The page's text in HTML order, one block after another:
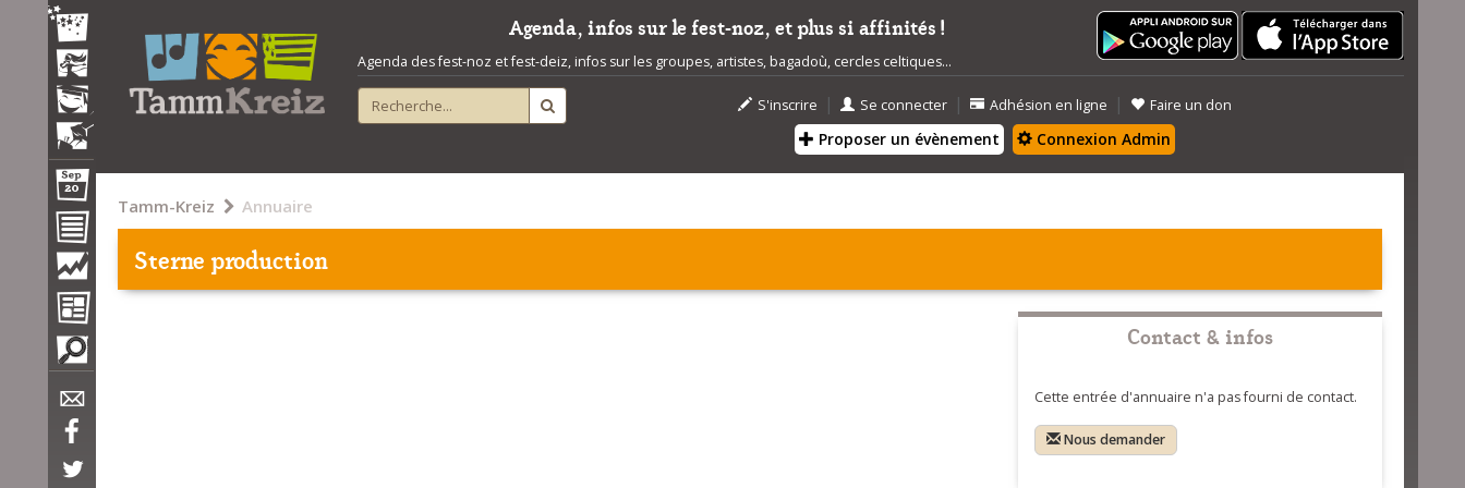
Agenda, infos sur le fest-noz, et plus si affinités !
Agenda des fest-noz et fest-deiz, infos sur les groupes, artistes, bagadoù, cercles celtiques...
S'inscrire | Se connecter | Adhésion en ligne | Faire un don
Proposer un évènement Connexion Admin
Tamm-Kreiz Annuaire
Sterne production
Contact & infos
Cette entrée d'annuaire n'a pas fourni de contact.
Nous demander